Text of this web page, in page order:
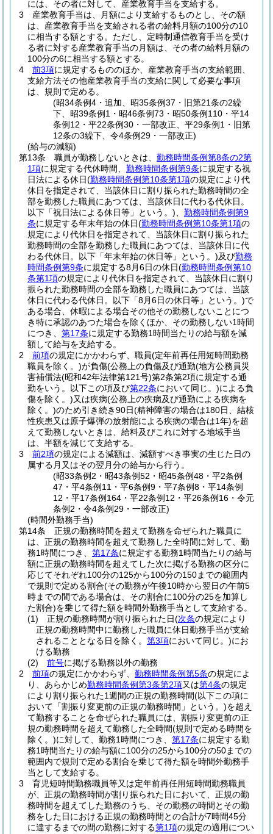
には、その者に対して、産業教育手当を支給する。
3
産業教育手当は、月額により支給するものとし、その額
は、産業教育手当を支給される者の給料月額の100分の10
に相当する額とする。 ただし、定時制通信教育手当を受け
る者に対する産業教育手当の月額は、その者の給料月額の
100分の6に相当する額とする。
4
前3項に規定するもののほか、産業教育手当の支給範囲、
支給方法その他産業教育手当の支給に関して必要な事項
は、規則で定める。
(昭34条例4・追加、昭35条例37・旧第21条の2繰
下、昭39条例1・昭46条例73・昭50条例110・平14
条例12・平22条例30・一部改正、平29条例1・旧第
12条の3繰下、令4条例29・一部改正)
(給与の減額)
第13条
職員が勤務しないときは、 勤務時間条例第8条の2第
1項に規定する代休時間、 勤務時間条例第9条に規定する祝
日法による休日(勤務時間条例第10条第1項の規定により代
休日を指定されて、当該休日に割り振られた勤務時間の全
部を勤務した職員にあつては、当該休日に代わる代休日。
以下「祝日法による休日等」という。)
勤務時間条例第9
条に規定する年末年始の休日(勤務時間条例第10条第1項の
規定により代休日を指定されて、当該休日に割り振られた
勤務時間の全部を勤務した職員にあつては、当該休日に代
わる代休日。以下「年末年始の休日等」という。)及び勤務
時間条例第9条に規定する8月6日の休日(勤務時間条例第10
条第1項の規定により代休日を指定されて、当該休日に割り
振られた勤務時間の全部を勤務した職員にあつては、当該
休日に代わる代休日。以下「8月6日の休日等」という。)で
ある場合、休暇による場合その他その勤務しないことにつ
き特に承認のあつた場合を除くほか、その勤務しない1時間
につき、 第17条に規定する勤務1時間当たりの給与額を減
額して給与を支給する。
2
前項の規定にかかわらず、職員(定年前再任用短時間勤務
職員を除く。)が負傷(公務上の負傷及び通勤(地方公務員災
害補償法(昭和42年法律第121号)第2条第2項に規定する通
勤をいう。以下この項及び第22条において同じ。)による負
傷を除く。)又は疾病(公務上の疾病及び通勤による疾病を
除く。)のため引き続き90日(精神障害の場合は180日、結核
性疾患又は原子爆弾の放射能による疾病の場合は1年)を超
えて勤務しないときは、給料及びこれに対する地域手当
は、半額を減じて支給する。
3
前2項の規定による減額は、減額すべき事実の生じた日の
属する月又はその翌月分の給与から行う。
(昭33条例2・昭43条例52・昭45条例48・平2条例
47・平4条例11・平6条例9・平7条例8・平14条例
12・平17条例164・平22条例12・平26条例16・令元
条例2・令4条例29・一部改正)
(時間外勤務手当)
第14条
正規の勤務時間を超えて勤務を命ぜられた職員に
は、正規の勤務時間を超えて勤務した全時間に対して、勤
務1時間につき、 第17条に規定する勤務1時間当たりの給与
額に正規の勤務時間を超えてした次に掲げる勤務の区分に
応じてそれぞれ100分の125から100分の150までの範囲内
で規則で定める割合(その勤務が午後10時から翌日の午前5
時までの間である場合は、その割合に100分の25を加算し
た割合)を乗じて得た額を時間外勤務手当として支給する。
(1)
正規の勤務時間が割り振られた日(次条の規定により
正規の勤務時間中に勤務した職員に休日勤務手当が支給
されることとなる日を除く。 第3項において同じ。)にお
ける勤務
(2)
前号に掲げる勤務以外の勤務
2
前項の規定にかかわらず、 勤務時間条例第5条の規定によ
り、あらかじめ勤務時間条例第3条第2項又は第4条の規定
により割り振られた1週間の正規の勤務時間(以下この項に
おいて「割振り変更前の正規の勤務時間」という。)を超え
て勤務することを命ぜられた職員には、割振り変更前の正
規の勤務時間を超えて勤務した全時間(規則で定める時間を
除く。)に対して、勤務1時間につき、 第17条に規定する勤
務1時間当たりの給与額に100分の25から100分の50までの
範囲内で規則で定める割合を乗じて得た額を時間外勤務手
当として支給する。
3
育児短時間勤務職員等又は定年前再任用短時間勤務職員
が、正規の勤務時間が割り振られた日において、正規の勤
務時間を超えてした勤務のうち、その勤務の時間とその勤
務をした日における正規の勤務時間との合計が7時間45分
に達するまでの間の勤務に対する第1項の規定の適用につい